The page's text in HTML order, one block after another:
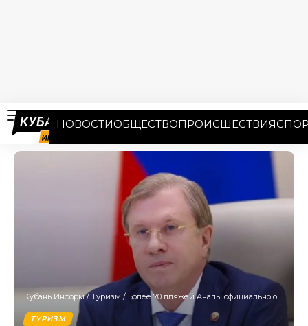
НОВОСТИОБЩЕСТВОПРОИСШЕСТВИЯ
Кубань Информ/ Туризм / Более 70 пляжей Анапы официально открыты для отдыхающих
ТУРИЗМ